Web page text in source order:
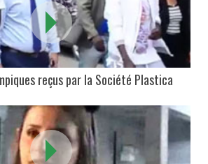
reçus par la Société Plastica